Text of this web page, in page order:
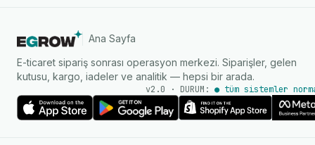
Ana Sayfa
E-ticaret sipariş sonrası operasyon merkezi. Siparişler, gelen
kutusu, kargo, iadeler ve analitik — hepsi bir arada.
v2.0 · DURUM: ● tüm sistemler